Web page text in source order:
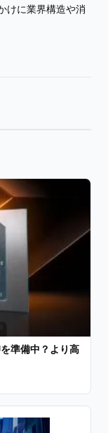
けに業界構造や消
準備中？より高